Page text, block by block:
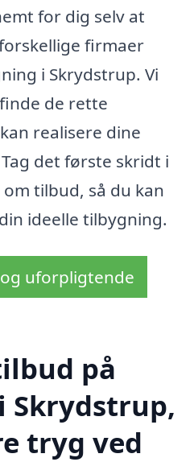
for dig selv at
firmaer
i Skrydstrup. Vi
de rette
realisere dine
det første skridt i
tilbud, så du kan
ideelle tilbygning.
uforpligtende
på
tryg ved